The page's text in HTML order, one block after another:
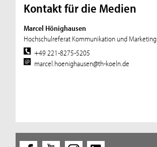
Kontakt für die Medien
Marcel Hönighausen
Hochschulreferat Kommunikation und Marketing
+49 221-8275-5205
marcel.hoenighausen@th-koeln.de